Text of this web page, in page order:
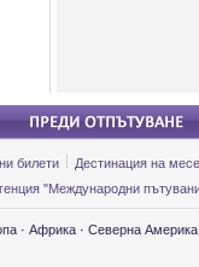
билети Дестинация на
"Международни
· Африка · Северна Америка